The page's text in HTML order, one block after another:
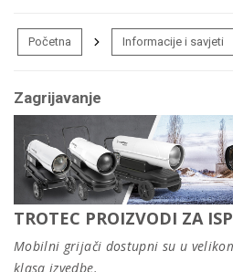
Početna Informacije i savjeti
Zagrijavanje